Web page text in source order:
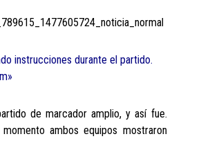
instrucciones durante el partido.
de marcador amplio, y así fue.
ambos equipos mostraron